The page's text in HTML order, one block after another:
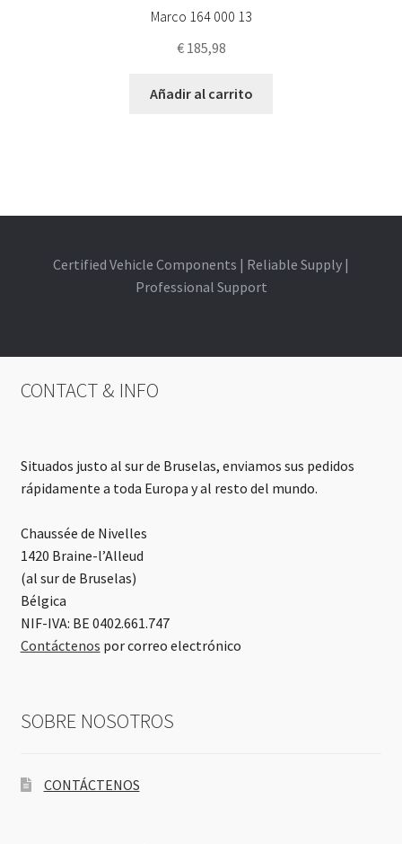
Marco 164 000 13
€185,98
Añadir al carrito
Certified Vehicle Components | Reliable Supply |
Professional Support
CONTACT & INFO
Situados justo al sur de Bruselas, enviamos sus pedidos
rápidamente a toda Europa y al resto del mundo.
Chaussée de Nivelles
1420 Braine-l’Alleud
(al sur de Bruselas)
Bélgica
NIF-IVA: BE 0402.661.747
Contáctenos por correo electrónico
SOBRE NOSOTROS
CONTÁCTENOS